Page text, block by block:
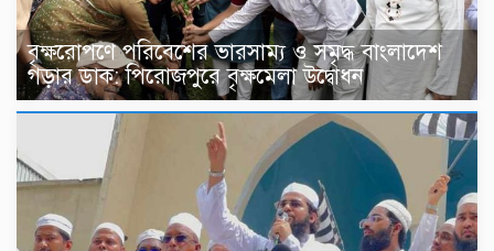
বৃক্ষরোপণে পরিবেশের ভারসাম্য ও সমৃদ্ধ বাংলাদেশ
গড়ার ডাক: পিরোজপুরে বৃক্ষমেলা উদ্বোধন